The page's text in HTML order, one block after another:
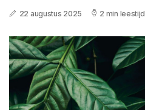
22 augustus 2025 2 min leestijd